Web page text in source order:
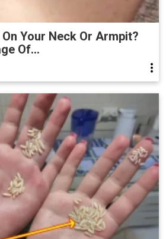
Your Neck Or Armpit?
Of...